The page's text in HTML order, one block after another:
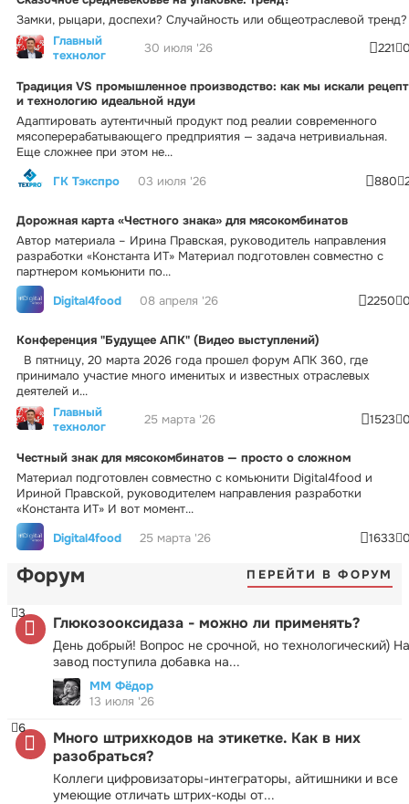
Замки, рыцари, доспехи? Случайность или общеотраслевой тренд?
Главный
технолог
30 июля '26 221
Традиция VS промышленное производство: как мы искали рецепт
и технологию идеальной ндуи
Адаптировать аутентичный продукт под реалии современного
мясоперерабатывающего предприятия — задача нетривиальная.
Еще сложнее при этом не...
ГК Тэкспро
03 июля '26 880
Дорожная карта «Честного знака» для мясокомбинатов
Автор материала – Ирина Правская, руководитель направления
разработки «Константа ИТ» Материал подготовлен совместно с
партнером комьюнити по...
Digital4food
08 апреля '26 2250
Конференция "Будущее АПК" (Видео выступлений)
В пятницу, 20 марта 2026 года прошел форум АПК 360, где
принимало участие много именитых и известных отраслевых
деятелей и...
Главный
технолог
25 марта '26 1523
Честный знак для мясокомбинатов — просто о сложном
Материал подготовлен совместно с комьюнити Digital4food и
Ириной Правской, руководителем направления разработки
«Константа ИТ» И вот момент...
Digital4food
25 марта '26 1633
Форум ПЕРЕЙТИ В ФОРУМ
Глюкозооксидаза - можно ли применять?
День добрый! Вопрос не срочной, но технологический) На
завод поступила добавка на...
3
ММ Фёдор
13 июля '26
Много штрихкодов на этикетке. Как в них
разобраться?
Коллеги цифровизаторы-интеграторы, айтишники и все
умеющие отличать штрих-коды от...
6